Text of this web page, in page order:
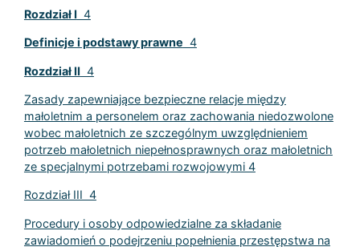
Rozdział I4
Definicje i podstawy prawne 4
Rozdział II4
Zasady zapewniające bezpieczne relacje między
małoletnim a personelem oraz zachowania niedozwolone
wobec małoletnich ze szczególnym uwzględnieniem
potrzeb małoletnich niepełnosprawnych oraz małoletnich
ze specjalnymi potrzebami rozwojowymi 4
Rozdział III 4
Procedury i osoby odpowiedzialne za składanie
zawiadomień o podejrzeniu popełnienia przestępstwa na